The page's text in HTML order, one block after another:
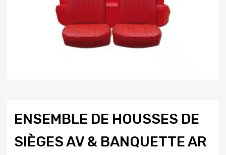
ENSEMBLE DE HOUSSES DE
SIÈGES AV & BANQUETTE AR